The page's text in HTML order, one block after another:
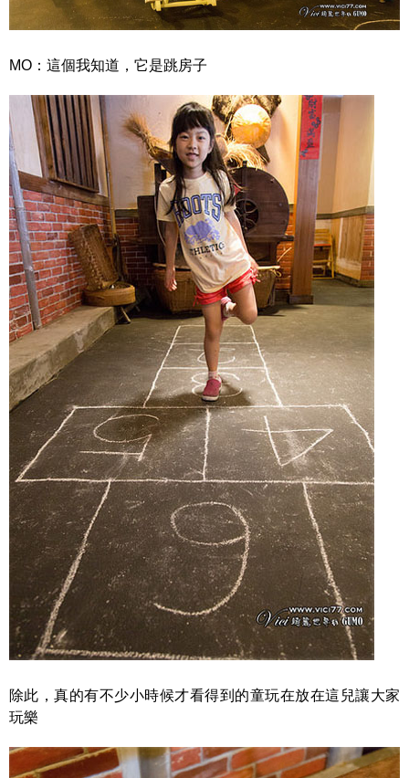
MO：這個我知道，它是跳房子
除此，真的有不少小時候才看得到的童玩在放在這兒讓大家
玩樂